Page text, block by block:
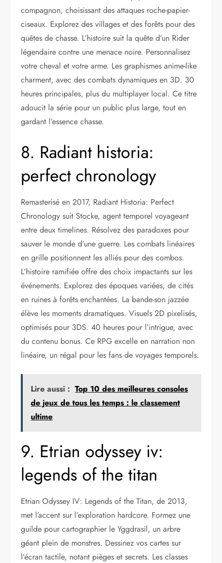
compagnon, choisissant des attaques roche-papier-
ciseaux. Explorez des villages et des forêts pour des
quêtes de chasse. L’histoire suit la quête d’un Rider
légendaire contre une menace noire. Personnalisez
votre cheval et votre arme. Les graphismes anime-like
charment, avec des combats dynamiques en 3D. 30
heures principales, plus du multiplayer local. Ce titre
adoucit la série pour un public plus large, tout en
gardant l’essence chasse.
8. Radiant historia:
perfect chronology
Remasterisé en 2017, Radiant Historia: Perfect
Chronology suit Stocke, agent temporel voyageant
entre deux timelines. Résolvez des paradoxes pour
sauver le monde d’une guerre. Les combats linéaires
en grille positionnent les alliés pour des combos.
L’histoire ramifiée offre des choix impactants sur les
événements. Explorez des époques variées, de cités
en ruines à forêts enchantées. La bande-son jazzée
élève les moments dramatiques. Visuels 2D pixelisés,
optimisés pour 3DS. 40 heures pour l’intrigue, avec
du contenu bonus. Ce RPG excelle en narration non
linéaire, un régal pour les fans de voyages temporels.
Lire aussi : Top 10 des meilleures consoles
de jeux de tous les temps : le classement
ultime
9. Etrian odyssey iv:
legends of the titan
Etrian Odyssey IV: Legends of the Titan, de 2013,
met l’accent sur l’exploration hardcore. Formez une
guilde pour cartographier le Yggdrasil, un arbre
géant plein de monstres. Dessinez vos cartes sur
l’écran tactile, notant pièges et secrets. Les classes